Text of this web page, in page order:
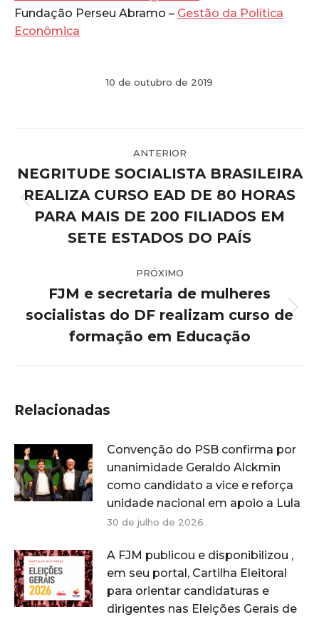
Fundação Perseu Abramo – Gestão da Política
Econômica
10 de outubro de 2019
de
post:
ANTERIOR
anterior:
NEGRITUDE SOCIALISTA BRASILEIRA
REALIZA CURSO EAD DE 80 HORAS
PARA MAIS DE 200 FILIADOS EM
SETE ESTADOS DO PAÍS
PRÓXIMO
Próximo
post:
FJM e secretaria de mulheres
socialistas do DF realizam curso de
formação em Educação
Relacionadas
Convenção do PSB confirma por
unanimidade Geraldo Alckmin
como candidato a vice e reforça
unidade nacional em apoio a Lula
30 de julho de 2026
A FJM publicou e disponibilizou ,
em seu portal, Cartilha Eleitoral
para orientar candidaturas e
dirigentes nas Eleições Gerais de